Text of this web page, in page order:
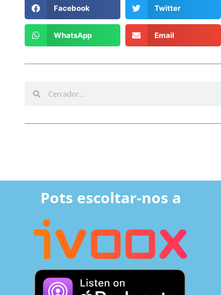
Facebook Twitter
WhatsApp Email
Pots escoltar-nos a